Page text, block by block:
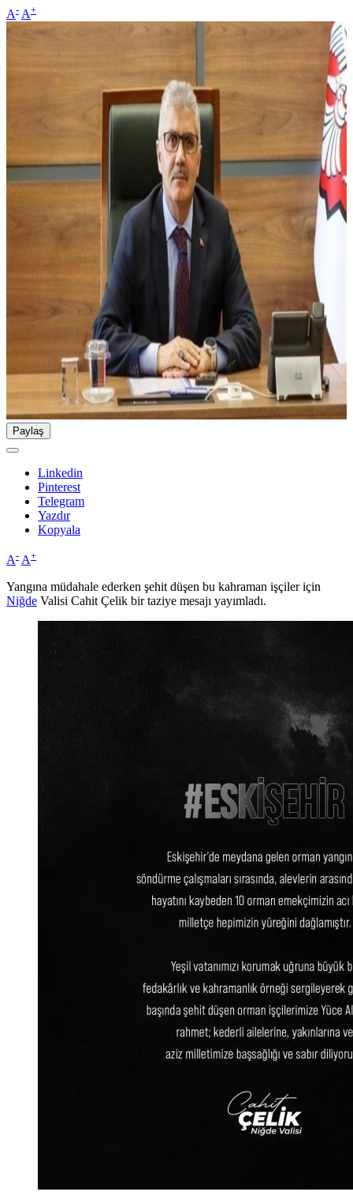
A- A+
Paylaş
Linkedin
Pinterest
Telegram
Yazdır
Kopyala
A- A+
Yangına müdahale ederken şehit düşen bu kahraman işçiler için
Niğde Valisi Cahit Çelik bir taziye mesajı yayımladı.